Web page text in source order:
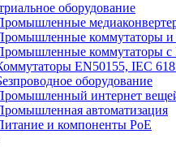
оборудование
коммутаторы и
коммутаторы с
EN50155, IEC
оборудование
интернет
автоматизация
и компоненты PoE